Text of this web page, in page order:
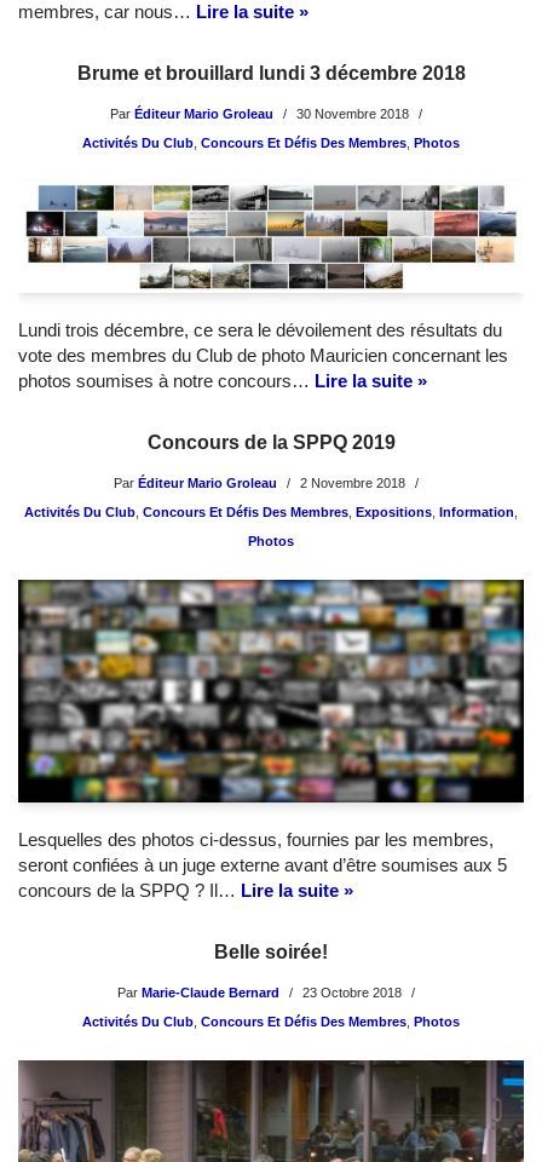
membres, car nous… Lire la suite »
Brume et brouillard lundi 3 décembre 2018
Par Éditeur Mario Groleau
30 Novembre 2018
Activités Du Club Concours Et Défis Des Membres Photos
Lundi trois décembre, ce sera le dévoilement des résultats du
vote des membres du Club de photo Mauricien concernant les
photos soumises à notre concours… Lire la suite »
Concours de la SPPQ 2019
Par Éditeur Mario Groleau
2 Novembre 2018
Activités Du Club Concours Et Défis Des Membres Expositions Information
Photos
Lesquelles des photos ci-dessus, fournies par les membres,
seront confiées à un juge externe avant d’être soumises aux 5
concours de la SPPQ ? Il… Lire la suite »
Belle soirée!
Par Marie-Claude Bernard
23 Octobre 2018
Activités Du Club Concours Et Défis Des Membres Photos